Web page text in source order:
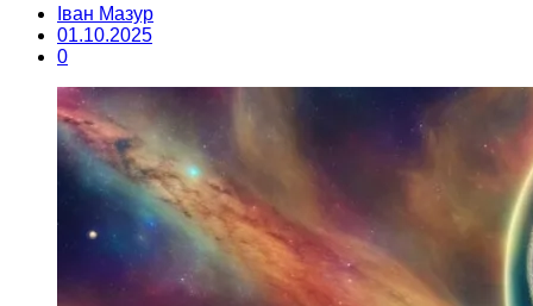
Іван Мазур
01.10.2025
0